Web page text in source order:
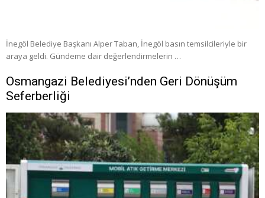
İnegöl Belediye Başkanı Alper Taban, İnegöl basın temsilcileriyle bir
araya geldi. Gündeme dair değerlendirmelerin …
Osmangazi Belediyesi’nden Geri Dönüşüm
Seferberliği